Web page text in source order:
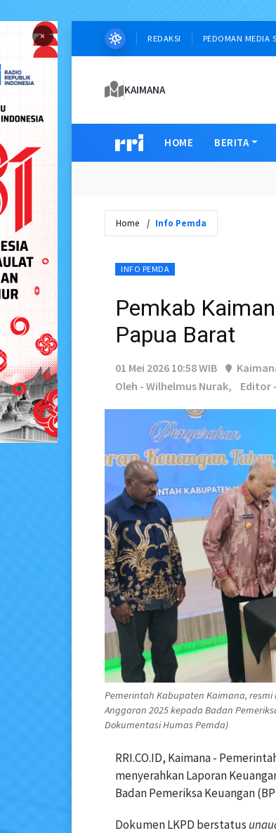
× REDAKSI PEDOMAN MEDIA
KAIMANA
HOME BERITA
Home Info Pemda
INFO PEMDA
Pemkab
Papua Barat
01 Mei 2026 10:58 WIB
Oleh - Wilhelmus Nurak,
Editor
Pemerintah Kabupaten Kaimana,
Anggaran 2025 kepada Badan
Dokumentasi Humas Pemda)
RRI.CO.ID, Kaimana -
menyerahkan Laporan
Badan Pemeriksa Keuangan
Dokumen LKPD berstatus